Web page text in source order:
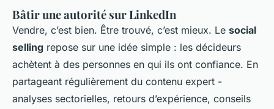
Bâtir une autorité sur LinkedIn
Vendre, c’est bien. Être trouvé, c’est mieux. Le social
selling repose sur une idée simple : les décideurs
achètent à des personnes en qui ils ont confiance. En
partageant régulièrement du contenu expert -
analyses sectorielles, retours d’expérience, conseils